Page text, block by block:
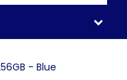
- Blue